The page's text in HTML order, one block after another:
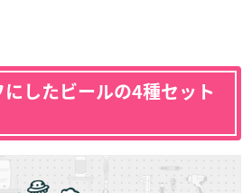
にしたビールの4種セット